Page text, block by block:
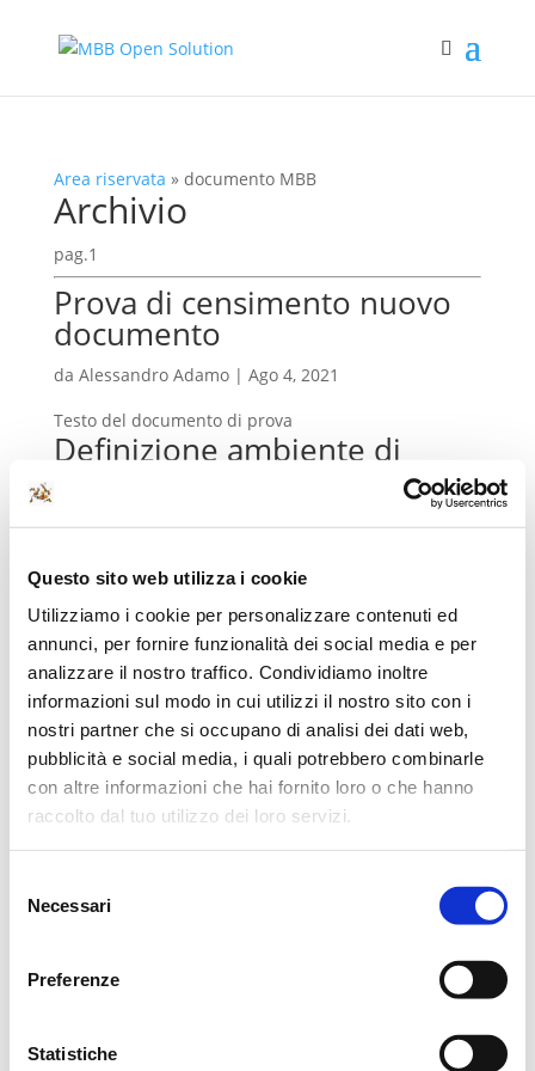
Questo sito web utilizza i cookie
Utilizziamo i cookie per personalizzare contenuti ed
annunci, per fornire funzionalità dei social media e per
analizzare il nostro traffico. Condividiamo inoltre
informazioni sul modo in cui utilizzi il nostro sito con i
nostri partner che si occupano di analisi dei dati web,
pubblicità e social media, i quali potrebbero combinarle
con altre informazioni che hai fornito loro o che hanno
raccolto dal tuo utilizzo dei loro servizi.
delNecessari
Preferenze
Statistiche
Area riservata » documento MBB
Archivio
pag.1
Prova di censimento nuovo
documento
da Alessandro Adamo| Ago 4, 2021
Testo del documento di prova
Definizione ambiente di
daadmin|Lug 15, 2021
Servizi BE stringa di connessione al database
scaricati e inviati base-url dei servizi con quale
utenza devono girare i servizi Altre specifiche non
standard da applicare riferite al documento di
installazione dei...
Nel caso di indagine su
persona fisica con
collegamento di delega
ricevuta da società su uno
specifico rapporto non
vengono estratti i movimenti,
come mai?
I movimenti che devono essere estratti sono quelli
riferiti al periodo su cui insiste la delega applicando
comunque il filtro sulle date del periodo di indagine